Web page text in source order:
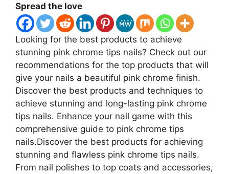
Spread the love
Looking for the best products to achieve
stunning pink chrome tips nails? Check out our
recommendations for the top products that will
give your nails a beautiful pink chrome finish.
Discover the best products and techniques to
achieve stunning and long-lasting pink chrome
tips nails. Enhance your nail game with this
comprehensive guide to pink chrome tips
nails.Discover the best products for achieving
stunning and flawless pink chrome tips nails.
From nail polishes to top coats and accessories,